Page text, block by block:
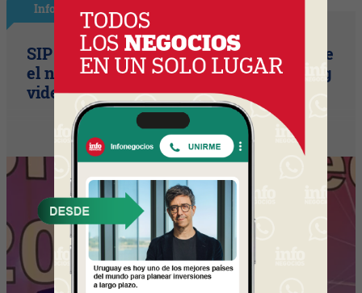
InfoNegocios Miami
SIP Connect 2026 (parte III): ¿cómo nace
el nuevo estándar de producción? (Long
video + Tik Tok + multi cross + eventos)